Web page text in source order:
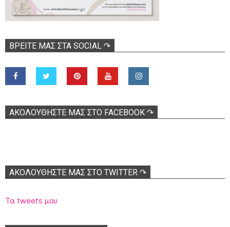
ΒΡΕΊΤΕ ΜΑΣ ΣΤΑ SOCIAL ↷
ΑΚΟΛOΥΘΉΣΤΕ ΜΑΣ ΣΤΟ FACEBOOK ↷
ΑΚΟΛΟΥΘΉΣΤΕ ΜΑΣ ΣΤΟ TWITTER ↷
Τα tweets μου